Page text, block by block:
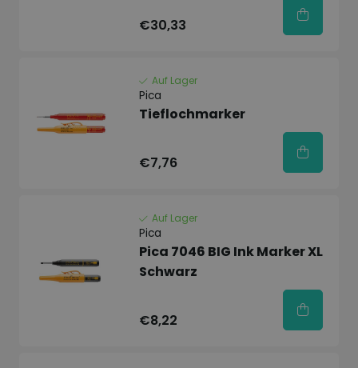
€30,33
Auf Lager
Pica
Tieflochmarker
€7,76
Auf Lager
Pica
Pica 7046 BIG Ink Marker XL
Schwarz
€8,22